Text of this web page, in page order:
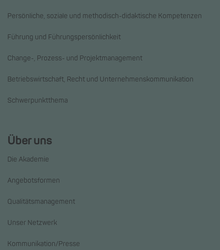
Persönliche, soziale und methodisch-didaktische Kompetenzen
Führung und Führungspersönlichkeit
Change-, Prozess- und Projektmanagement
Betriebswirtschaft, Recht und Unternehmenskommunikation
Schwerpunktthema
Über uns
Die Akademie
Angebotsformen
Qualitätsmanagement
Unser Netzwerk
Kommunikation/Presse